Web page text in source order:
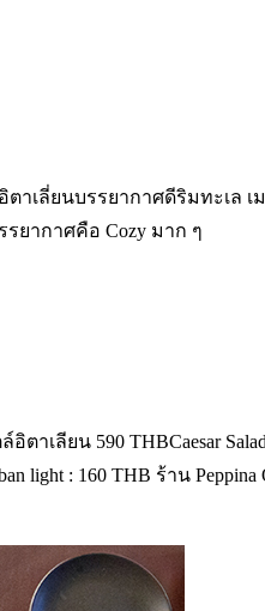
อิตาเลี่ยนบรรยากาศดีริมทะ
ยากาศคือ Cozy มาก ๆ
เลียน 590 THBCaesar
light : 160 THB ร้าน